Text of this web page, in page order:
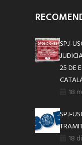
SPJ-
25 DE
18
SPJ-
18